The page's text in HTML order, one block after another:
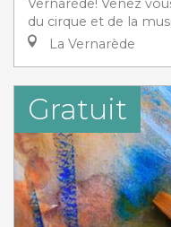
Vernarède! Venez
du cirque et de la
La Vernarède
Gratuit